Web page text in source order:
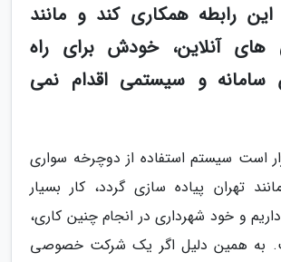
این رابطه همکاری کند و مانند
های آنلاین، خودش برای راه
سامانه و سیستمی اقدام نمی
است سیستم استفاده از دوچرخه سواری
تهران پیاده سازی گردد، کار بسیار
و خود شهرداری در انجام چنین کاری،
به همین دلیل اگر یک شرکت خصوصی